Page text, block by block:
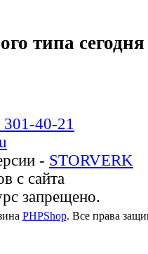
типа
40-21
- STORVERK
с сайта
запрещено.
PHPShop. Все права